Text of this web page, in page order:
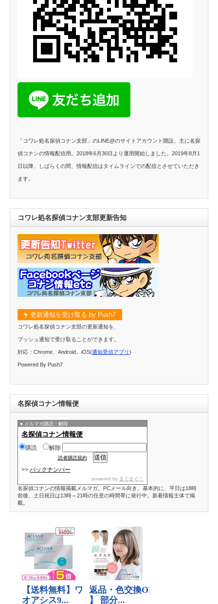
「コワレ処名探偵コナン支部」のLINE@のサイトアカウント開設。主に名探
偵コナンの情報配信用。2018年6月30日より運用開始しました。2019年8月1
日以降、しばらくの間、情報配信はタイムラインでの配信とさせていただき
ます。
コワレ処名探偵コナン支部更新告知
更新通知を受け取る by Push7
コワレ処名探偵コナン支部の更新通知を、
プッシュ通知で受け取ることができます。
対応：Chrome、Android、iOS(通知受信アプリ )
Powered By Push7
名探偵コナン情報便
メルマガ購読・解除
名探偵コナン情報便
購読 解除
読者購読規約
>> バックナンバー
powered by まぐまぐ！
名探偵コナンの情報掲載メルマガ。PCメール向き。基本的に、平日は18時
前後、土日祝日は13時～21時の任意の時間帯に発行中。新着情報主体で掲
載。